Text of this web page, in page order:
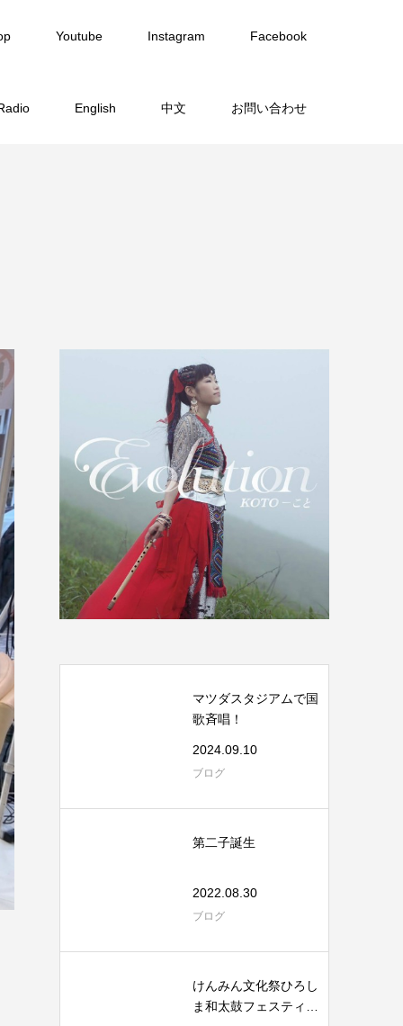
Youtube Instagram Facebook
English 中文 お問い合わせ
マツダスタジアムで国
歌斉唱！
2024.09.10
ブログ
第二子誕生
2022.08.30
ブログ
けんみん文化祭ひろし
ま和太鼓フェスティバ